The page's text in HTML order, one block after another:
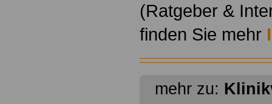
(Ratgeber &
finden Sie mehr
mehr zu: